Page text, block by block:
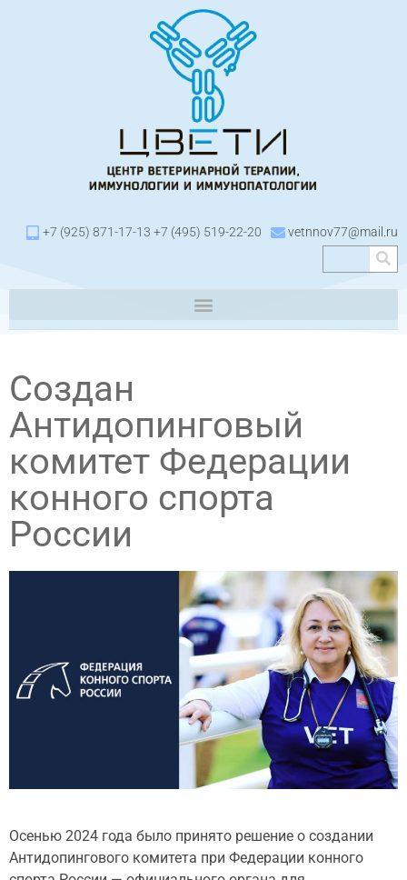
+7 (925) 871-17-13 +7 (495) 519-22-20 vetnnov77@mail.ru
Создан
Антидопинговый
комитет Федерации
конного спорта
России
Осенью 2024 года было принято решение о создании
Антидопингового комитета при Федерации конного